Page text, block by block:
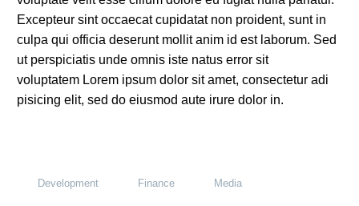
Excepteur sint occaecat cupidatat non proident, sunt in
culpa qui officia deserunt mollit anim id est laborum. Sed
ut perspiciatis unde omnis iste natus error sit
voluptatem Lorem ipsum dolor sit amet, consectetur adi
pisicing elit, sed do eiusmod aute irure dolor in.
Development Finance Media